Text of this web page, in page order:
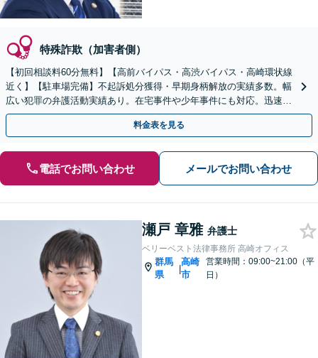
特殊詐欺（加害者側）
【初回相談料60分無料】【高前バイパス・高渋バイパス・高崎環状線
近く】【駐車場完備】不起訴処分獲得・早期身柄解放の実績多数。幅
広い犯罪の弁護活動実績あり。在宅事件や少年事件にも対応。迅速対
応が不可欠。すぐにご相談ください【休日・夜間対応可】
料金表を見る
電話でお問い合わせ メールでお問い合わせ
瀬戸 章雅 弁護士
ベリーベスト法律事務所 高崎オフィス
群馬
県
|
高崎
市
営業時間：09:00~21:00（平
日）